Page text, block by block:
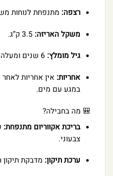
רצפה: מתנפחת לנוחות
משקל האריזה:
גיל מומלץ:
אחריות: אין אחריות
במגע עם מים.
🎒 מה בחבילה?
בריכת אקווריום מתנפחת:
צבעוני.
ערכת תיקון: מדבקת